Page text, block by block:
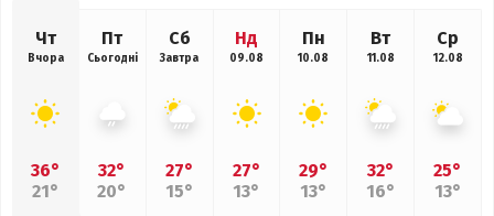
Чт
Вчора
36°
21°
Пт
Сьогодні
32°
20°
Сб
Завтра
27°
15°
Нд
09.08
27°
13°
Пн
10.08
29°
13°
Вт
11.08
32°
16°
Ср
12.08
25°
13°